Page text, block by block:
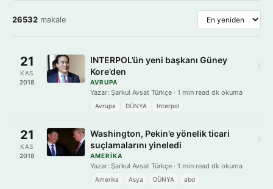
26532 makale
21
KAS
2018
INTERPOL’ün yeni başkanı Güney
Kore’den
AVRUPA
Yazar: Şarkul Avsat Türkçe · 1 min read dk okuma
Avrupa DÜNYA Interpol
›
21
KAS
2018
Washington, Pekin’e yönelik ticari
suçlamalarını yineledi
AMERIKA
Yazar: Şarkul Avsat Türkçe · 1 min read dk okuma
Amerika Asya DÜNYA abd
›